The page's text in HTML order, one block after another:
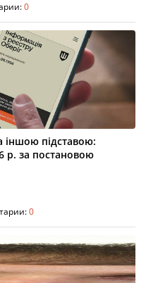
0
іншою підставою:
р. за постановою
0